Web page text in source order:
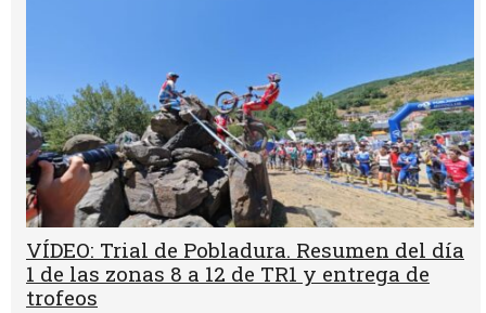
VÍDEO: Trial de Pobladura. Resumen del día
1 de las zonas 8 a 12 de TR1 y entrega de
trofeos